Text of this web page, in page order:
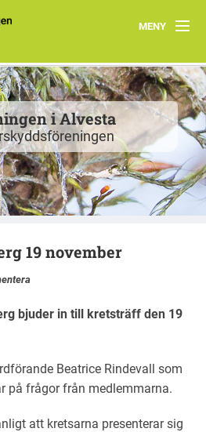
MENY
Program
Grupper
Projekt
Natur att besöka
Fiskgjusen
i Alvesta
19 november
bjuder in till kretsträff den 19
Beatrice Rindevall som
på frågor från medlemmarna.
att kretsarna presenterar sig